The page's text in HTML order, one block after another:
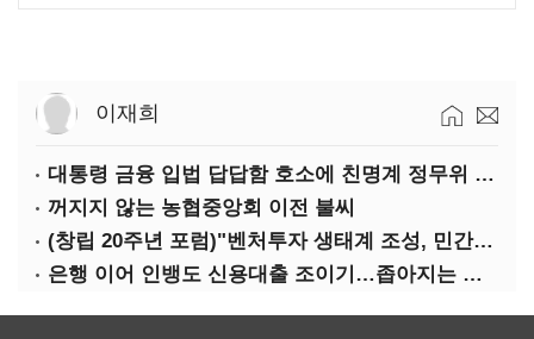
이재희
대통령 금융 입법 답답함 호소에 친명계 정무위 무더기 지원
꺼지지 않는 농협중앙회 이전 불씨
(창립 20주년 포럼)"벤처투자 생태계 조성, 민간자본이 주도해야"
은행 이어 인뱅도 신용대출 조이기…좁아지는 급전 창구